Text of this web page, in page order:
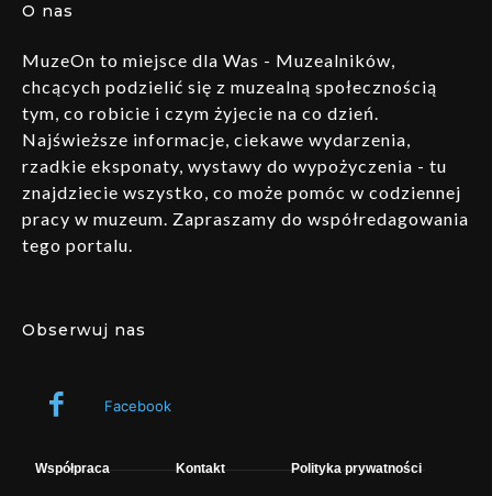
O nas
MuzeOn to miejsce dla Was - Muzealników,
chcących podzielić się z muzealną społecznością
tym, co robicie i czym żyjecie na co dzień.
Najświeższe informacje, ciekawe wydarzenia,
rzadkie eksponaty, wystawy do wypożyczenia - tu
znajdziecie wszystko, co może pomóc w codziennej
pracy w muzeum. Zapraszamy do współredagowania
tego portalu.
Obserwuj nas
Facebook
Współpraca Kontakt Polityka prywatności